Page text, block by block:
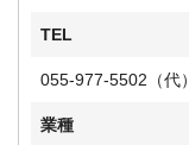
TEL
055‐977-5502（代）
業種